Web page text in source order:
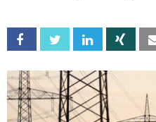
Facebook Twitter Linkedin Xing